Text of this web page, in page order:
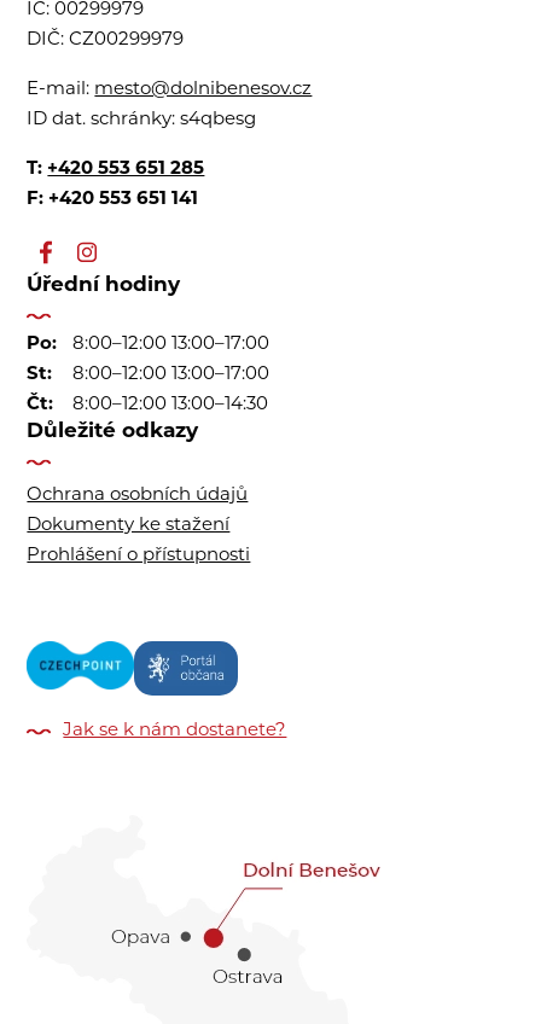
IČ:00299979
DIČ:CZ00299979
E-mail: mesto@dolnibenesov.cz
ID dat. schránky:s4qbesg
T: +420 553 651 285
F: +420 553 651 141
Úřední hodiny
Po:
8:00–12:00 13:00–17:00
St:
8:00–12:00 13:00–17:00
Čt:
8:00–12:00 13:00–14:30
Důležité odkazy
Ochrana osobních údajů
Dokumenty ke stažení
Prohlášení o přístupnosti
Jak se k nám dostanete?